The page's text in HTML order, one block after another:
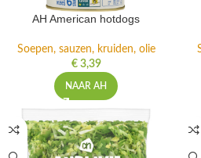
Soepen, sauzen, kruiden, olie
€ 3,39
NAAR AH